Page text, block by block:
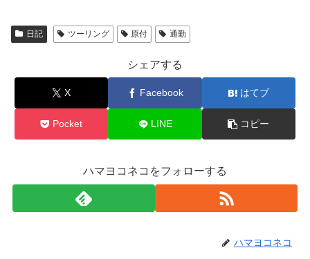
日記 ツーリング 原付 通勤
シェアする
X Facebook はてブ
Pocket LINE コピー
ハマヨコネコをフォローする
ハマヨコネコ